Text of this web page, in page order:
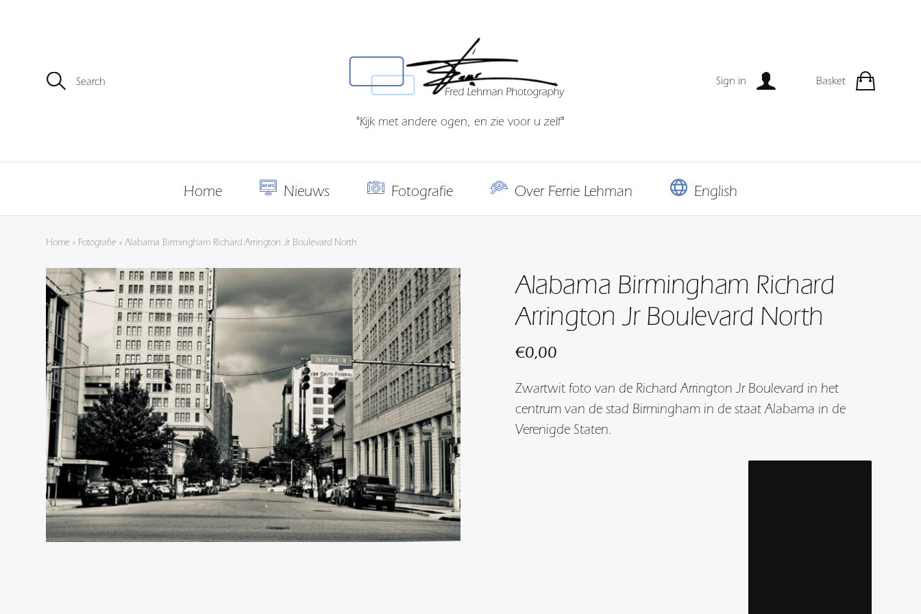
Z
o
a
"Kijk met andere ogen, en zie voor u zelf"
Sign in Basket
Home Nieuws Fotografie Over Ferrie Lehman English
Home » Fotografie »Alabama Birmingham Richard Arrington Jr Boulevard North
Alabama Birmingham Richard
Arrington Jr Boulevard North
€0,00
Zwartwit foto van de Richard Arrington Jr Boulevard in het
centrum van de stad Birmingham in de staat Alabama in de
Verenigde Staten.